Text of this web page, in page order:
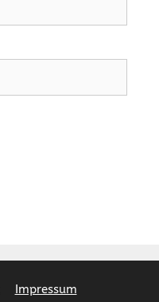
Impressum